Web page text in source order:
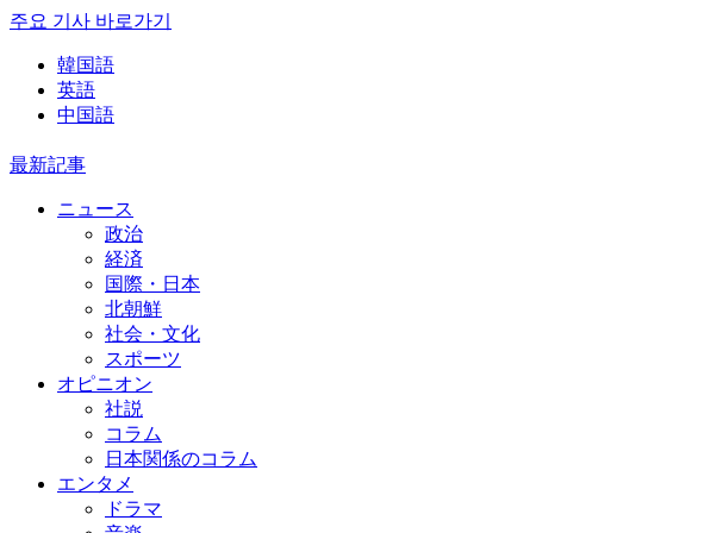
주요 기사 바로가기
韓国語
英語
中国語
最新記事
ニュース
政治
経済
国際・日本
北朝鮮
社会・文化
スポーツ
オピニオン
社説
コラム
日本関係のコラム
エンタメ
ドラマ